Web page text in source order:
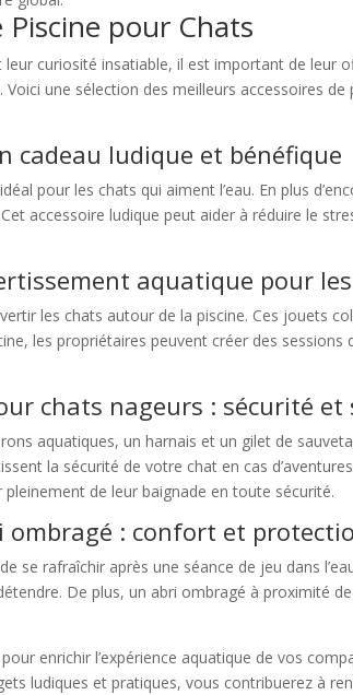
Piscine pour Chats
leur curiosité insatiable, il est important de
une sélection des meilleurs accessoires
cadeau ludique et bénéfique
pour les chats qui aiment l’eau. En plus
accessoire ludique peut aider à réduire le
aquatique pour
les chats autour de la piscine. Ces jouets
les propriétaires peuvent créer des
chats nageurs : sécurité
aquatiques, un harnais et un gilet de
la sécurité de votre chat en cas
de leur baignade en toute sécurité.
: confort et
se rafraîchir après une séance de jeu dans
De plus, un abri ombragé à proximité
enrichir l’expérience aquatique de vos
ludiques et pratiques, vous contribuerez à